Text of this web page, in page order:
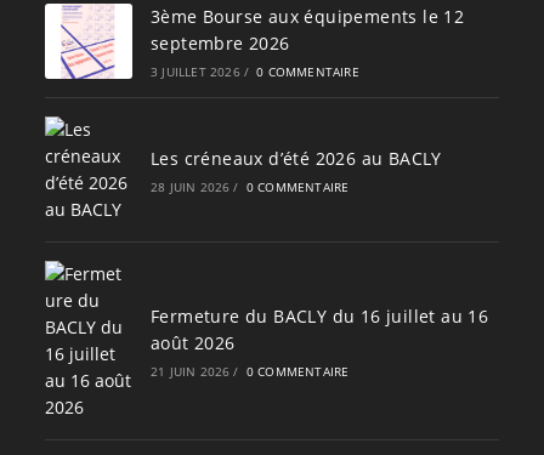
3ème Bourse aux équipements le 12
septembre 2026
3 JUILLET 2026 / 0 COMMENTAIRE
Les créneaux d’été 2026 au BACLY
28 JUIN 2026 / 0 COMMENTAIRE
Fermeture du BACLY du 16 juillet au 16
août 2026
21 JUIN 2026 / 0 COMMENTAIRE